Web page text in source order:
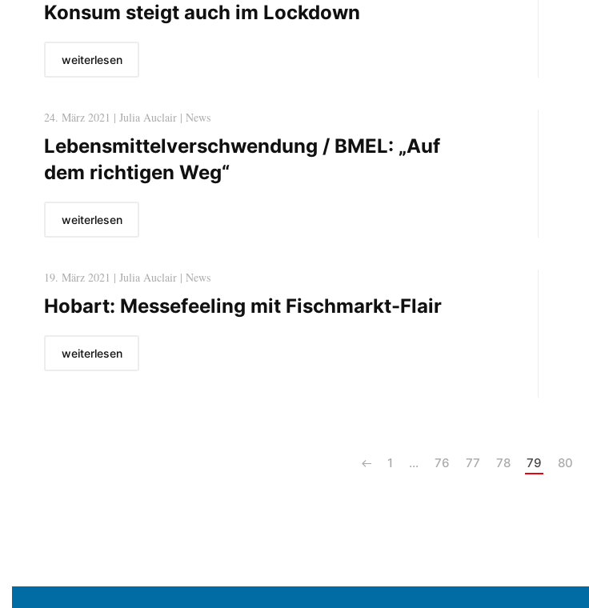
Konsum steigt auch im Lockdown
weiterlesen
24. März 2021 | Julia Auclair | News
Lebensmittelverschwendung / BMEL: „Auf
dem richtigen Weg“
weiterlesen
19. März 2021 | Julia Auclair | News
Hobart: Messefeeling mit Fischmarkt-Flair
weiterlesen
1 … 76 77 78 79 80